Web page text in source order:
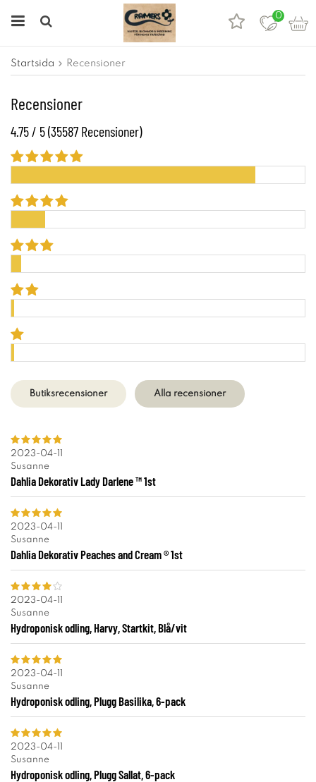
0
Startsida Recensioner
Recensioner
4.75 / 5 (35587 Recensioner)
Butiksrecensioner Alla recensioner
2023-04-11
Susanne
Dahlia Dekorativ Lady Darlene ™ 1st
2023-04-11
Susanne
Dahlia Dekorativ Peaches and Cream ® 1st
2023-04-11
Susanne
Hydroponisk odling, Harvy, Startkit, Blå/vit
2023-04-11
Susanne
Hydroponisk odling, Plugg Basilika, 6-pack
2023-04-11
Susanne
Hydroponisk odling, Plugg Sallat, 6-pack